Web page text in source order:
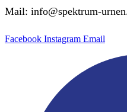
Mail: info@spektrum-
Facebook Instagram Email